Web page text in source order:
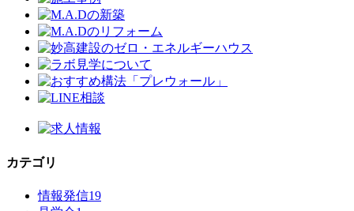
カテゴリ
情報発信19